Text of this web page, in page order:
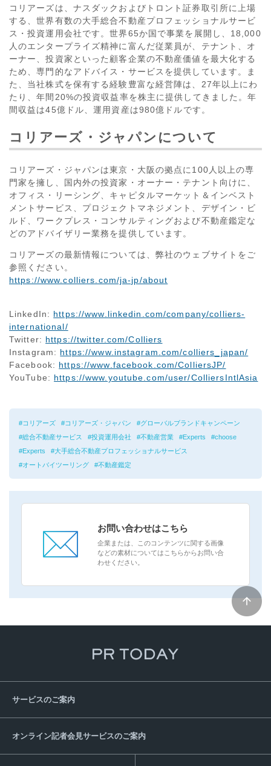
コリアーズは、ナスダックおよびトロント証券取引所に上場
する、世界有数の大手総合不動産プロフェッショナルサービ
ス・投資運用会社です。世界65か国で事業を展開し、18,000
人のエンタープライズ精神に富んだ従業員が、テナント、オ
ーナー、投資家といった顧客企業の不動産価値を最大化する
ため、専門的なアドバイス・サービスを提供しています。ま
た、当社株式を保有する経験豊富な経営陣は、27年以上にわ
たり、年間20%の投資収益率を株主に提供してきました。年
間収益は45億ドル、運用資産は980億ドルです。
コリアーズ・ジャパンについて
コリアーズ・ジャパンは東京・大阪の拠点に100人以上の専
門家を擁し、国内外の投資家・オーナー・テナント向けに、
オフィス・リーシング、キャピタルマーケット＆インベスト
メントサービス、プロジェクトマネジメント、デザイン・ビ
ルド、ワークプレス・コンサルティングおよび不動産鑑定な
どのアドバイザリー業務を提供しています。
コリアーズの最新情報については、弊社のウェブサイトをご
参照ください。
https://www.colliers.com/ja-jp/about
LinkedIn: https://www.linkedin.com/company/colliers-
international/
Twitter: https://twitter.com/Colliers
Instagram: https://www.instagram.com/colliers_japan/
Facebook: https://www.facebook.com/ColliersJP/
YouTube: https://www.youtube.com/user/ColliersIntlAsia
コリアーズ コリアーズ・ジャパン
グローバルブランドキャンペーン
総合不動産サービス
投資運用会社 不動産営業 Experts
choose
Experts
大手総合不動産プロフェッショナルサービス
オートバイツーリング
不動産鑑定
お問い合わせはこちら
企業または、このコンテンツに関する画像
などの素材についてはこちらからお問い合
わせください。
サービスのご案内
オンライン記者会見サービスのご案内